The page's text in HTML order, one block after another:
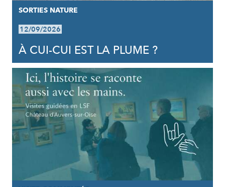
SORTIES NATURE
12/09/2026
À CUI-CUI EST LA PLUME ?